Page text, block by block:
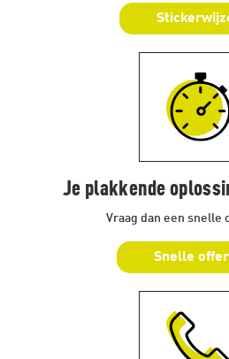
Je plakkende
Vraag dan een snelle
Snelle